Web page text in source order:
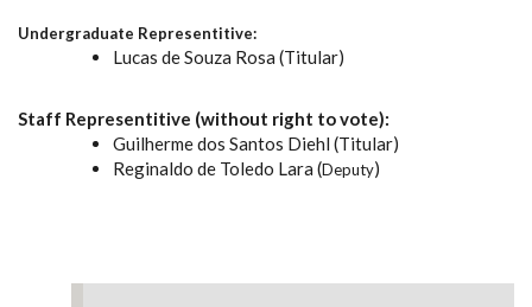
Undergraduate Representitive:
Lucas de Souza Rosa (Titular)
Staff Representitive (without right to vote):
Guilherme dos Santos Diehl (Titular)
Reginaldo de Toledo Lara (Deputy)